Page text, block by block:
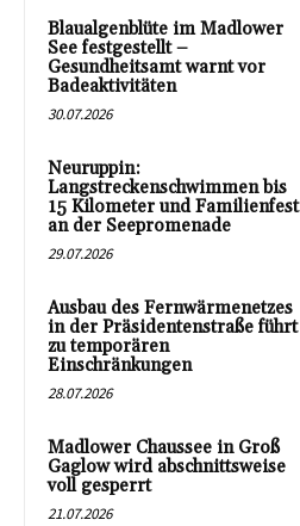
Blaualgenblüte im Madlower
See festgestellt –
Gesundheitsamt warnt vor
Badeaktivitäten
30.07.2026
Neuruppin:
Langstreckenschwimmen bis
15 Kilometer und Familienfest
an der Seepromenade
29.07.2026
Ausbau des Fernwärmenetzes
in der Präsidentenstraße führt
zu temporären
Einschränkungen
28.07.2026
Madlower Chaussee in Groß
Gaglow wird abschnittsweise
voll gesperrt
21.07.2026